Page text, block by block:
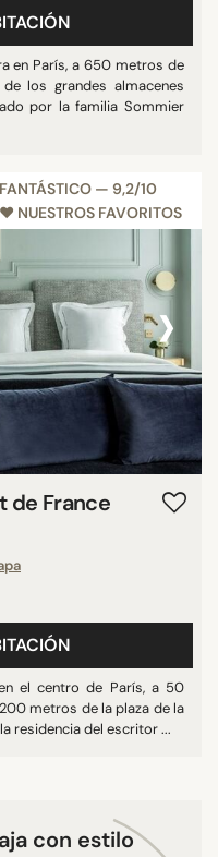
en París, a 650 metros de
los grandes almacenes
por la familia Sommier
FANTÁSTICO — 9,2/10
♥︎ NUESTROS FAVORITOS
›
de France
el centro de París, a 50
metros de la plaza de la
residencia del escritor ...
con estilo